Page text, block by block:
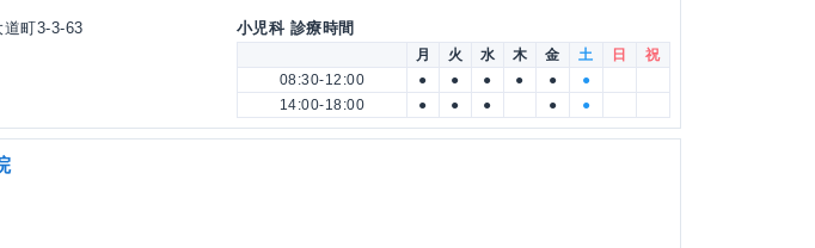
町3-3-63
小児科 診療時間
月 火 水 木 金 土 日
祝
08:30-12:00
● ● ● ● ●
●
14:00-18:00
● ● ● ● ●